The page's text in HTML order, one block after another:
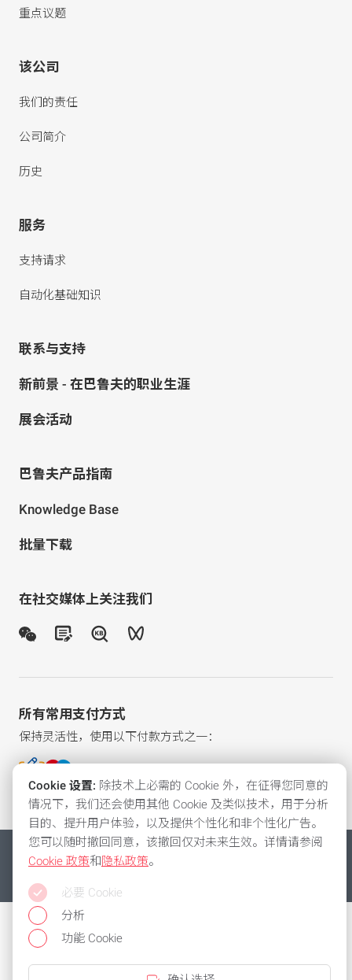
重点议题
该公司
我们的责任
公司简介
历史
服务
支持请求
自动化基础知识
联系与支持
新前景 - 在巴鲁夫的职业生涯
展会活动
巴鲁夫产品指南
Knowledge Base
批量下载
在社交媒体上关注我们
所有常用支付方式
保持灵活性，使用以下付款方式之一：
© 2026 巴鲁夫自动化（上海）有限公司
沪ICP备17029907号-1法律声明隐私政策一般条款和条件
Cookies
Cookie 设置: 除技术上必需的 Cookie 外，在征得您同意的
情况下，我们还会使用其他 Cookie 及类似技术，用于分析
目的、提升用户体验，以及提供个性化和非个性化广告。
您可以随时撤回同意，该撤回仅对未来生效。详情请参阅
Cookie 政策和隐私政策。
必要 Cookie
分析
功能 Cookie